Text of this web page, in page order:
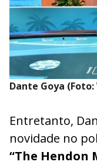
Dante Goya (Foto:
Entretanto,
novidade no
“The Hendon